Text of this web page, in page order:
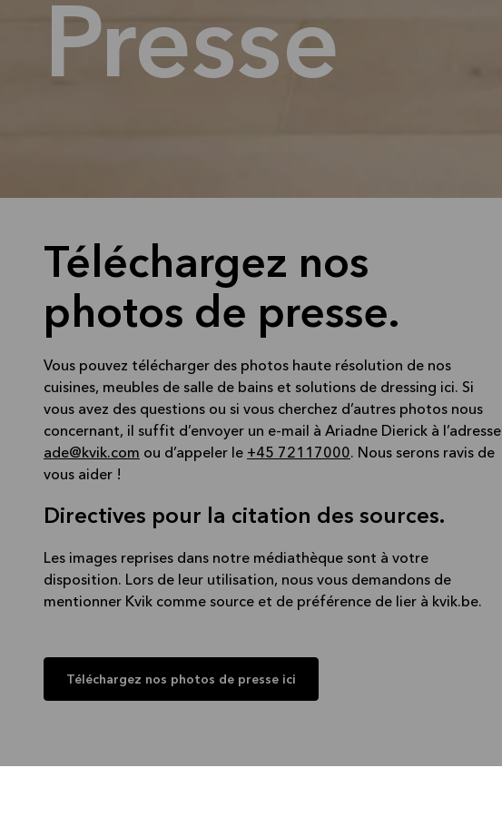
Presse
Téléchargez nos
photos de presse.
Vous pouvez télécharger des photos haute résolution de nos
cuisines, meubles de salle de bains et solutions de dressing ici. Si
vous avez des questions ou si vous cherchez d’autres photos nous
concernant, il suffit d’envoyer un e-mail à Ariadne Dierick à l’adresse
ade@kvik.com ou d’appeler le +45 72117000. Nous serons ravis de
vous aider !
Directives pour la citation des sources.
Les images reprises dans notre médiathèque sont à votre
disposition. Lors de leur utilisation, nous vous demandons de
mentionner Kvik comme source et de préférence de lier à kvik.be.
Téléchargez nos photos de presse ici